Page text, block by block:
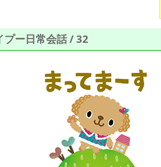
プー日常会話 / 32